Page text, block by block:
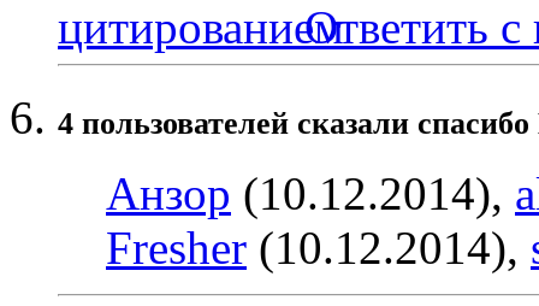
Ответить с
4 пользователей сказали
Анзор (10.12.2014),
Fresher (10.12.2014),